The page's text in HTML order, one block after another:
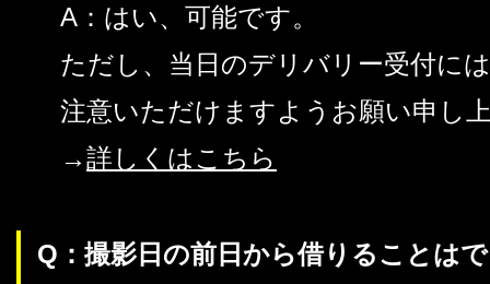
A：はい、可能です。
ただし、当日のデリバリー受付に
注意いただけますようお願い申し
→詳しくはこちら
Q：撮影日の前日から借りることは